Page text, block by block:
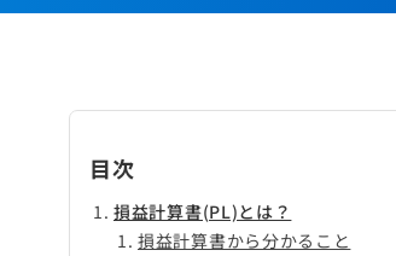
目次
損益計算書(PL)とは？
損益計算書から分かること